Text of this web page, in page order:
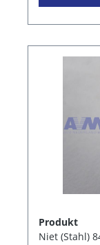
Produkt
Niet (Stahl)